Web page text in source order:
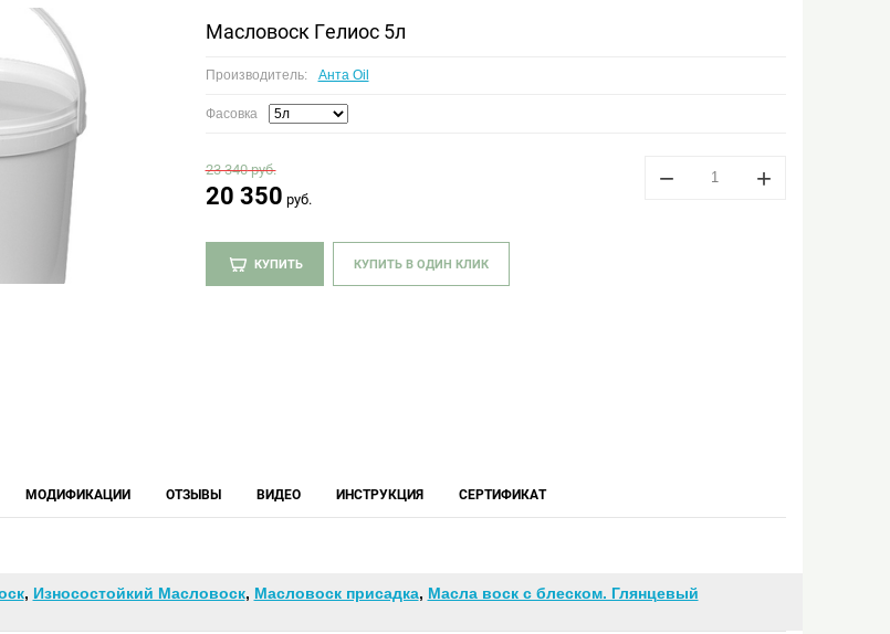
Масловоск Гелиос 5л
Производитель: Анта Oil
Фасовка
23 340руб.
20 350 руб.
− +
КУПИТЬ КУПИТЬ В ОДИН КЛИК
МОДИФИКАЦИИ ОТЗЫВЫ ВИДЕО ИНСТРУКЦИЯ СЕРТИФИКАТ
, Износостойкий Масловоск, Масловоск присадка, Масла воск с блеском. Глянцевый